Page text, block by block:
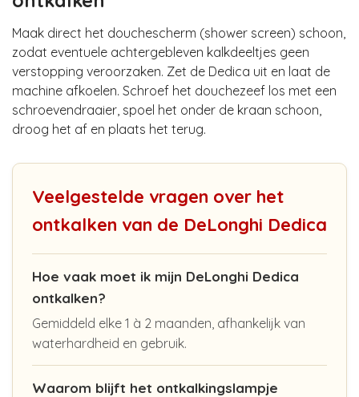
Maak direct het douchescherm (shower screen) schoon,
zodat eventuele achtergebleven kalkdeeltjes geen
verstopping veroorzaken. Zet de Dedica uit en laat de
machine afkoelen. Schroef het douchezeef los met een
schroevendraaier, spoel het onder de kraan schoon,
droog het af en plaats het terug.
Veelgestelde vragen over het
ontkalken van de DeLonghi Dedica
Hoe vaak moet ik mijn DeLonghi Dedica
ontkalken?
Gemiddeld elke 1 à 2 maanden, afhankelijk van
waterhardheid en gebruik.
Waarom blijft het ontkalkingslampje